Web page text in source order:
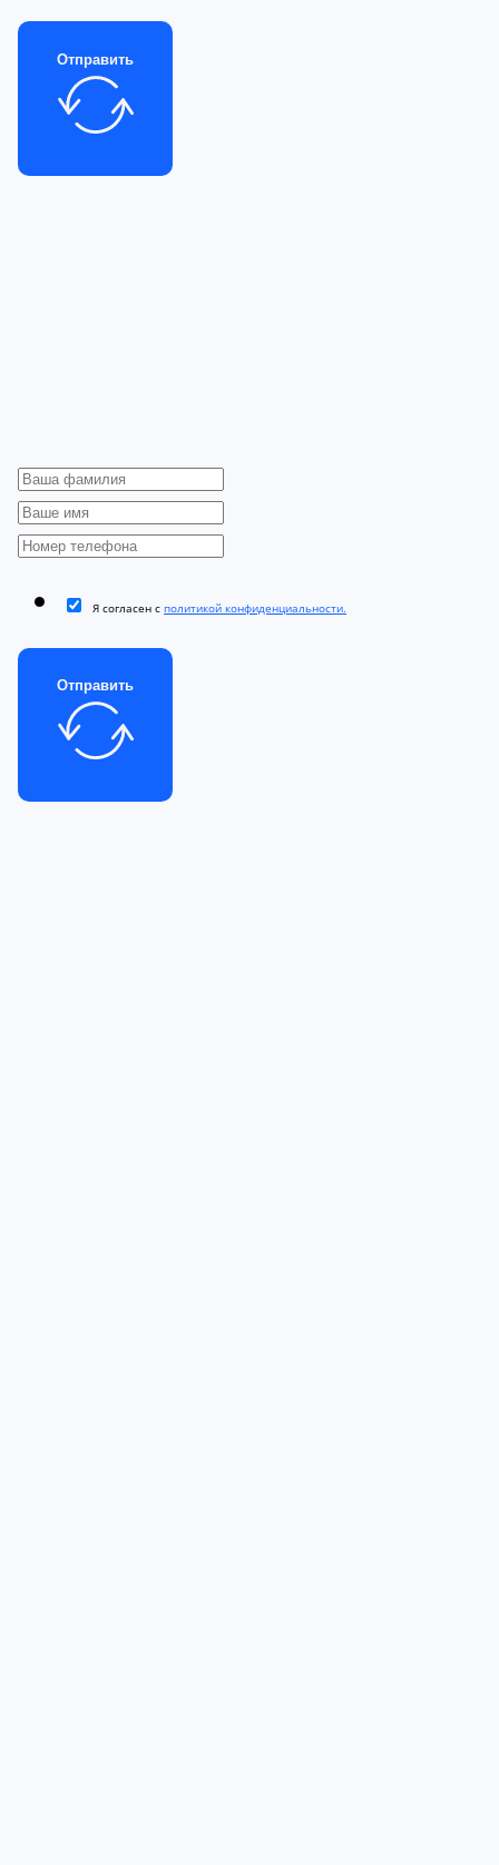
Отправить
Я согласен с политикой конфиденциальности.
Отправить